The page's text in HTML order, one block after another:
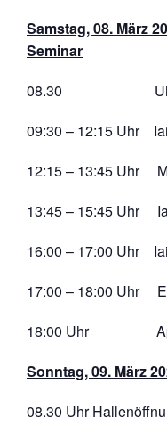
Samstag, 08. März
Seminar
08.30 Uhr
09:30 – 12:15 Uhr
12:15 – 13:45 Uhr
13:45 – 15:45 Uhr
16:00 – 17:00 Uhr
17:00 – 18:00 Uhr
18:00 Uhr Apéro
Sonntag, 09. März
08.30 Uhr